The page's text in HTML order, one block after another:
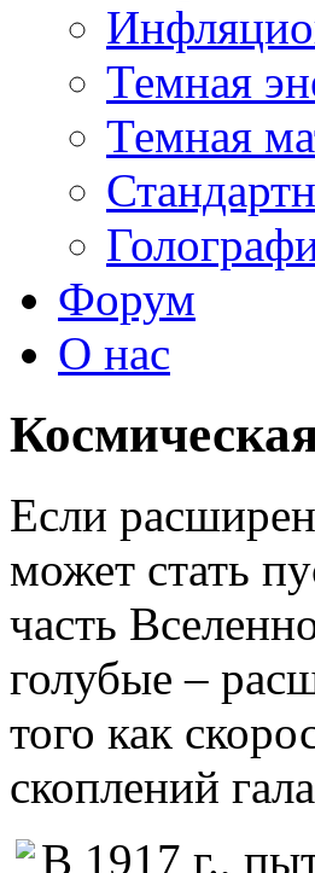
Темная
Темная
Форум
О нас
Если
может стать
часть
голубые –
того как
скоплений
В 1917 г.,